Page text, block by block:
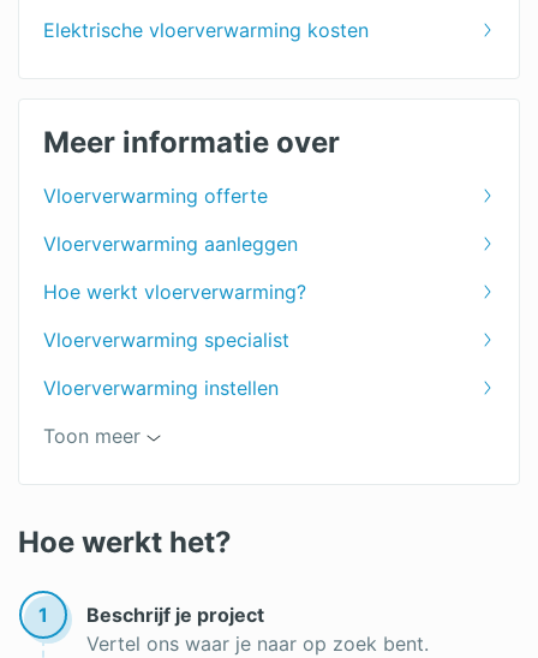
Elektrische vloerverwarming kosten
Meer informatie over
Vloerverwarming offerte
Vloerverwarming aanleggen
Hoe werkt vloerverwarming?
Vloerverwarming specialist
Vloerverwarming instellen
Vloerverwarming op houten vloer
Laminaat vloerverwarming
Gietvloer vloerverwarming
Droogbouw vloerverwarming
Toon meer
Hoe werkt het?
1
Beschrijf je project
Vertel ons waar je naar op zoek bent.